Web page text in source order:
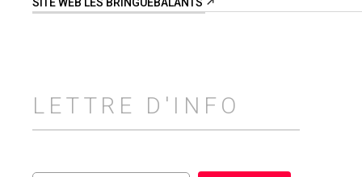
LETTRE D'INFO